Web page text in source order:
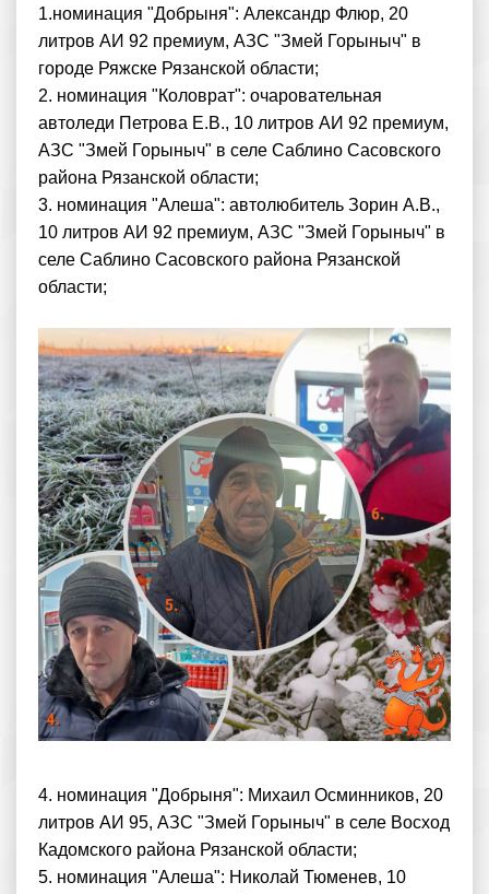
1.номинация "Добрыня": Александр Флюр, 20
литров АИ 92 премиум, АЗС "Змей Горыныч" в
городе Ряжске Рязанской области;
2. номинация "Коловрат": очаровательная
автоледи Петрова Е.В., 10 литров АИ 92 премиум,
АЗС "Змей Горыныч" в селе Саблино Сасовского
района Рязанской области;
3. номинация "Алеша": автолюбитель Зорин А.В.,
10 литров АИ 92 премиум, АЗС "Змей Горыныч" в
селе Саблино Сасовского района Рязанской
области;
4. номинация "Добрыня": Михаил Осминников, 20
литров АИ 95, АЗС "Змей Горыныч" в селе Восход
Кадомского района Рязанской области;
5. номинация "Алеша": Николай Тюменев, 10